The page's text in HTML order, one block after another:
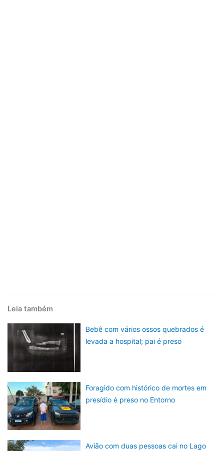
Leia também
Bebê com vários ossos quebrados é
levada a hospital; pai é preso
Foragido com histórico de mortes em
presídio é preso no Entorno
Avião com duas pessoas cai no Lago